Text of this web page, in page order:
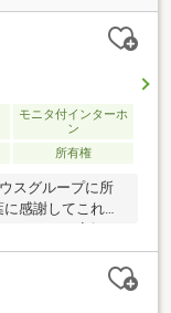
モニタ付インターホ
ン
所有権
スグループに所
感謝してこれか
お気軽に東宝ハ
何も決まっていな
聞かせください！